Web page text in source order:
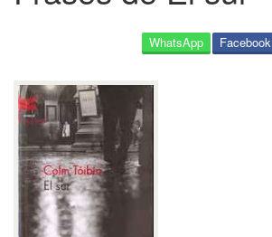
Facebook
WhatsApp